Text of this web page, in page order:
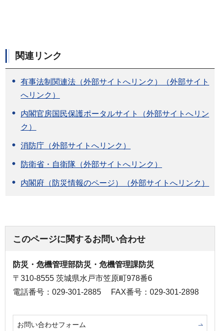
関連リンク
有事法制関連法（外部サイトへリンク）（外部サイト
へリンク）
内閣官房国民保護ポータルサイト（外部サイトへリン
ク）
消防庁（外部サイトへリンク）
防衛省・自衛隊（外部サイトへリンク）
内閣府（防災情報のページ）（外部サイトへリンク）
このページに関するお問い合わせ
防災・危機管理部防災・危機管理課防災
〒310-8555 茨城県水戸市笠原町978番6
電話番号：029-301-2885
FAX番号：029-301-2898
お問い合わせフォーム